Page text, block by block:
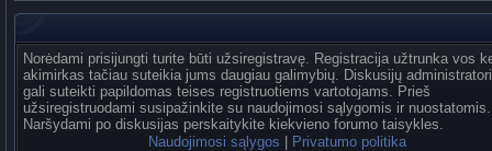
Norėdami prisijungti turite būti užsiregistravę. Registracija užtrunka vos
akimirkas tačiau suteikia jums daugiau galimybių. Diskusijų
gali suteikti papildomas teises registruotiems vartotojams. Prieš
užsiregistruodami susipažinkite su naudojimosi sąlygomis ir nuostatomis.
Naršydami po diskusijas perskaitykite kiekvieno forumo taisykles.
Naudojimosi sąlygos
Privatumo politika